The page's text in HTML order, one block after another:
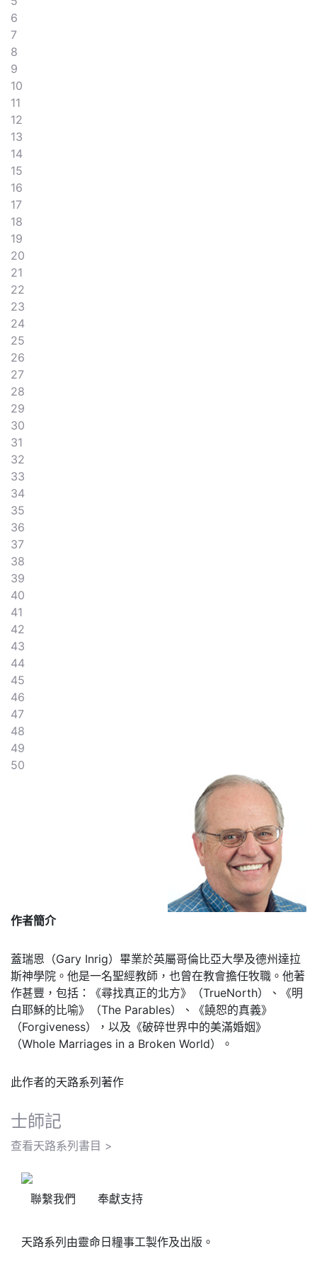
6
7
8
9
10
11
12
13
14
15
16
17
18
19
20
21
22
23
24
25
26
27
28
29
30
31
32
33
34
35
36
37
38
39
40
41
42
43
44
45
46
47
48
49
50
作者簡介
蓋瑞恩（Gary Inrig）畢業於英屬哥倫比亞大學及德州達拉
斯神學院。他是一名聖經教師，也曾在教會擔任牧職。他著
作甚豐，包括：《尋找真正的北方》（TrueNorth）、《明
白耶穌的比喻》（The Parables）、《饒恕的真義》
（Forgiveness），以及《破碎世界中的美滿婚姻》
（Whole Marriages in a Broken World）。
此作者的天路系列著作
士師記
查看天路系列書目 >
聯繫我們 奉獻支持
天路系列由靈命日糧事工製作及出版。